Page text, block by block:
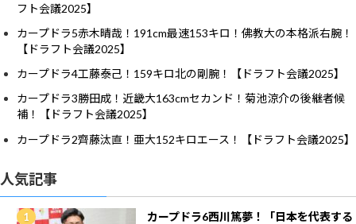
フト会議2025】
カープドラ5赤木晴哉！191cm最速153キロ！佛教大の本格派右腕！
【ドラフト会議2025】
カープドラ4工藤泰己！159キロ北の剛腕！【ドラフト会議2025】
カープドラ3勝田成！近畿大163cmセカンド！菊池涼介の後継者候
補！【ドラフト会議2025】
カープドラ2齊藤汰直！亜大152キロエース！【ドラフト会議2025】
人気記事
カープドラ6西川篤夢！「日本を代表する